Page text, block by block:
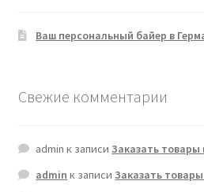
Ваш персональный байер в
Свежие комментарии
admin к записиЗаказать товары
admin к записиЗаказать